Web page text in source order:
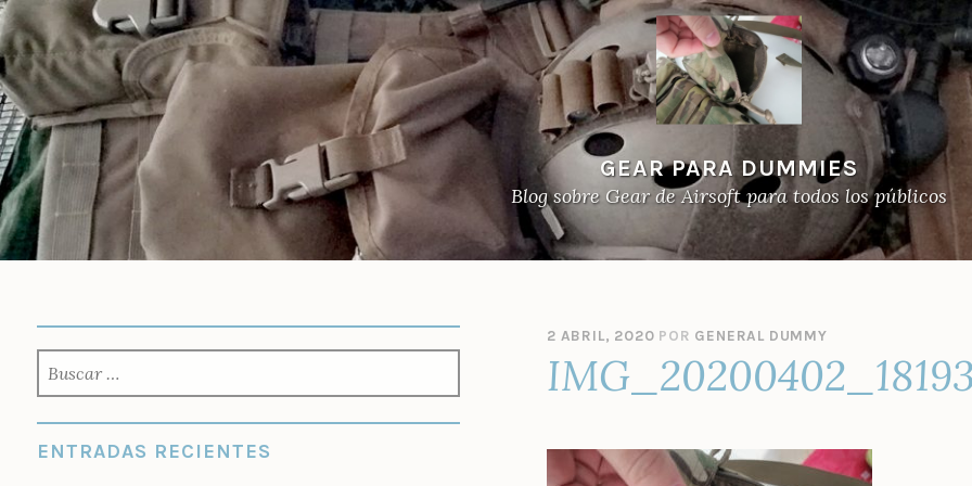
Saltar
al
contenido
GEAR PARA DUMMIES
Blog sobre Gear de Airsoft para todos los públicos
2 ABRIL, 2020 POR GENERAL DUMMY
ENTRADAS RECIENTES